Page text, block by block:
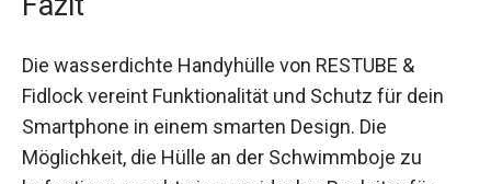
Fazit
Die wasserdichte Handyhülle von RESTUBE &
Fidlock vereint Funktionalität und Schutz für dein
Smartphone in einem smarten Design. Die
Möglichkeit, die Hülle an der Schwimmboje zu